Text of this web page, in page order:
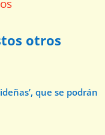
otros
que se podrán